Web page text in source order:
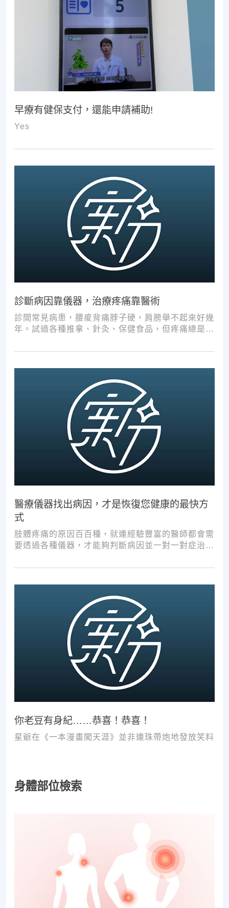
早療有健保支付，還能申請補助!
Yes
診斷病因靠儀器，治療疼痛靠醫術
診間常見病患，腰痠背痛脖子硬，肩膀舉不起來好幾
年。試過各種推拿、針灸、保健食品，但疼痛總是時
醫療儀器找出病因，才是恢復您健康的最快方
式
肢體疼痛的原因百百種，就連經驗豐富的醫師都會需
要透過各種儀器，才能夠判斷病因並一對一對症治
次推拿、按摩，都難以讓您徹底擺脫不適。
你老豆有身紀……恭喜！恭喜！
星爺在《一本漫畫闖天涯》並非連珠帶炮地發放笑料
身體部位檢索